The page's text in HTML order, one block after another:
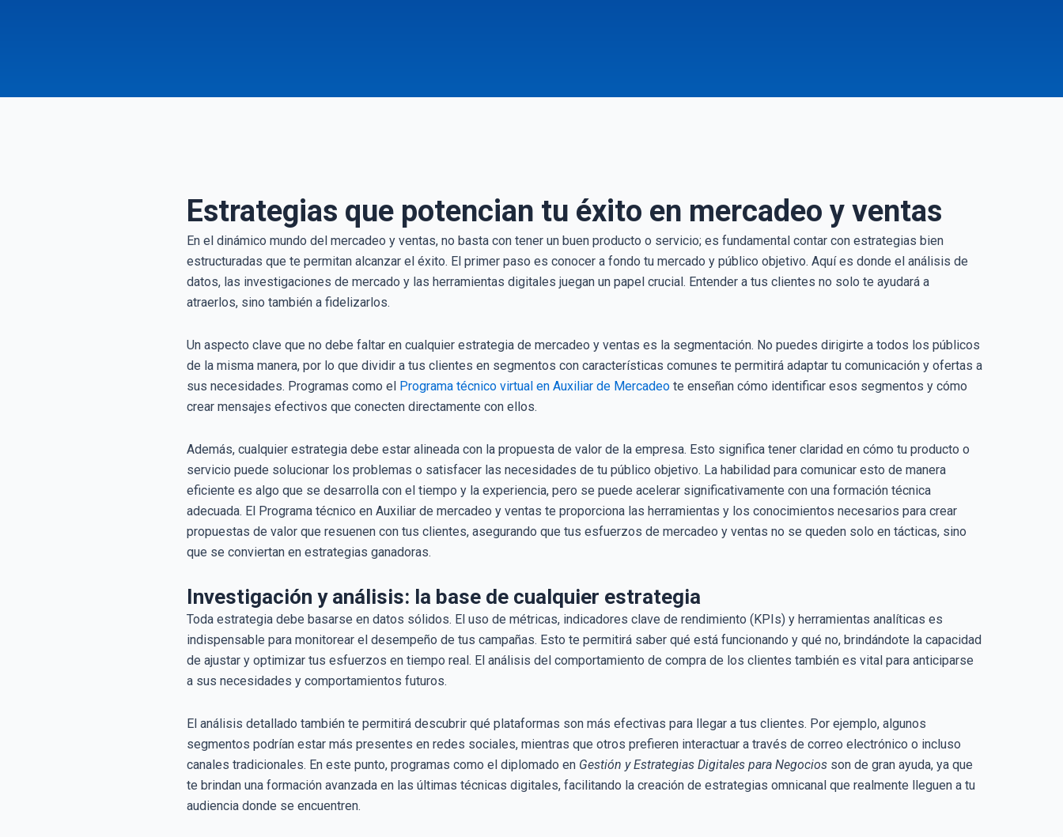
Estrategias que potencian tu éxito en mercadeo y ventas
En el dinámico mundo del mercadeo y ventas, no basta con tener un buen producto o servicio; es fundamental contar con estrategias bien
estructuradas que te permitan alcanzar el éxito. El primer paso es conocer a fondo tu mercado y público objetivo. Aquí es donde el análisis de
datos, las investigaciones de mercado y las herramientas digitales juegan un papel crucial. Entender a tus clientes no solo te ayudará a
atraerlos, sino también a fidelizarlos.
Un aspecto clave que no debe faltar en cualquier estrategia de mercadeo y ventas es la segmentación. No puedes dirigirte a todos los públicos
de la misma manera, por lo que dividir a tus clientes en segmentos con características comunes te permitirá adaptar tu comunicación y ofertas a
sus necesidades. Programas como el Programa técnico virtual en Auxiliar de Mercadeo te enseñan cómo identificar esos segmentos y cómo
crear mensajes efectivos que conecten directamente con ellos.
Además, cualquier estrategia debe estar alineada con la propuesta de valor de la empresa. Esto significa tener claridad en cómo tu producto o
servicio puede solucionar los problemas o satisfacer las necesidades de tu público objetivo. La habilidad para comunicar esto de manera
eficiente es algo que se desarrolla con el tiempo y la experiencia, pero se puede acelerar significativamente con una formación técnica
adecuada. El Programa técnico en Auxiliar de mercadeo y ventas te proporciona las herramientas y los conocimientos necesarios para crear
propuestas de valor que resuenen con tus clientes, asegurando que tus esfuerzos de mercadeo y ventas no se queden solo en tácticas, sino
que se conviertan en estrategias ganadoras.
Investigación y análisis: la base de cualquier estrategia
Toda estrategia debe basarse en datos sólidos. El uso de métricas, indicadores clave de rendimiento (KPIs) y herramientas analíticas es
indispensable para monitorear el desempeño de tus campañas. Esto te permitirá saber qué está funcionando y qué no, brindándote la capacidad
de ajustar y optimizar tus esfuerzos en tiempo real. El análisis del comportamiento de compra de los clientes también es vital para anticiparse
a sus necesidades y comportamientos futuros.
El análisis detallado también te permitirá descubrir qué plataformas son más efectivas para llegar a tus clientes. Por ejemplo, algunos
segmentos podrían estar más presentes en redes sociales, mientras que otros prefieren interactuar a través de correo electrónico o incluso
canales tradicionales. En este punto, programas como el diplomado en Gestión y Estrategias Digitales para Negocios son de gran ayuda, ya que
te brindan una formación avanzada en las últimas técnicas digitales, facilitando la creación de estrategias omnicanal que realmente lleguen a tu
audiencia donde se encuentren.